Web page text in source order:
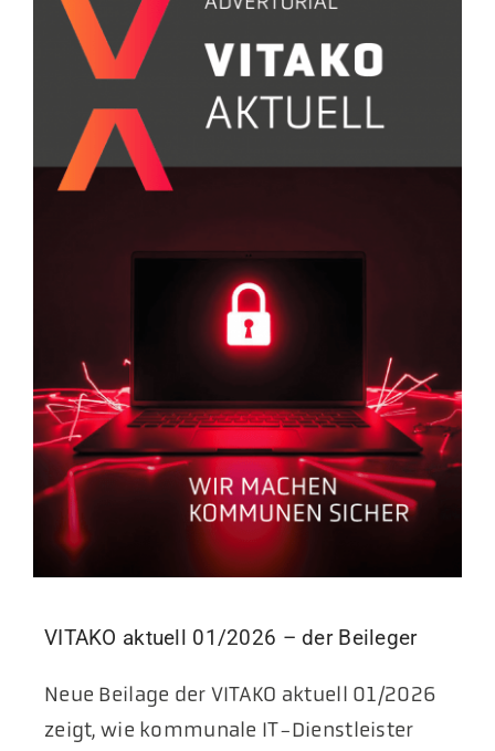
VITAKO aktuell 01/2026 – der Beileger
Neue Beilage der VITAKO aktuell 01/2026
zeigt, wie kommunale IT-Dienstleister